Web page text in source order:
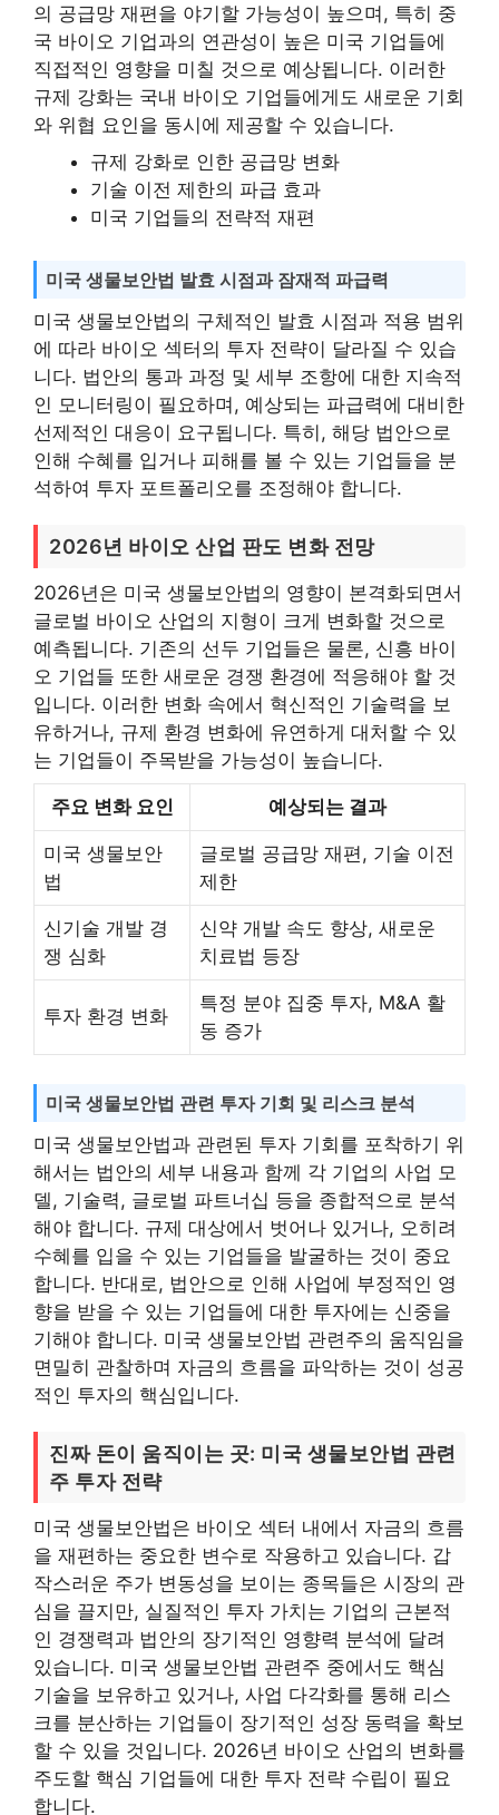
의 공급망 재편을 야기할 가능성이 높으며, 특히 중
국 바이오 기업과의 연관성이 높은 미국 기업들에
직접적인 영향을 미칠 것으로 예상됩니다. 이러한
규제 강화는 국내 바이오 기업들에게도 새로운 기회
와 위협 요인을 동시에 제공할 수 있습니다.
규제 강화로 인한 공급망 변화
기술 이전 제한의 파급 효과
미국 기업들의 전략적 재편
미국 생물보안법 발효 시점과 잠재적 파급력
미국 생물보안법의 구체적인 발효 시점과 적용 범위
에 따라 바이오 섹터의 투자 전략이 달라질 수 있습
니다. 법안의 통과 과정 및 세부 조항에 대한 지속적
인 모니터링이 필요하며, 예상되는 파급력에 대비한
선제적인 대응이 요구됩니다. 특히, 해당 법안으로
인해 수혜를 입거나 피해를 볼 수 있는 기업들을 분
석하여 투자 포트폴리오를 조정해야 합니다.
2026년 바이오 산업 판도 변화 전망
2026년은 미국 생물보안법의 영향이 본격화되면서
글로벌 바이오 산업의 지형이 크게 변화할 것으로
예측됩니다. 기존의 선두 기업들은 물론, 신흥 바이
오 기업들 또한 새로운 경쟁 환경에 적응해야 할 것
입니다. 이러한 변화 속에서 혁신적인 기술력을 보
유하거나, 규제 환경 변화에 유연하게 대처할 수 있
는 기업들이 주목받을 가능성이 높습니다.
주요 변화 요인 예상되는 결과
미국 생물보안
법
글로벌 공급망 재편, 기술 이전
제한
신기술 개발 경
쟁 심화
신약 개발 속도 향상, 새로운
치료법 등장
투자 환경 변화
특정 분야 집중 투자, M&A 활
동 증가
미국 생물보안법 관련 투자 기회 및 리스크 분석
미국 생물보안법과 관련된 투자 기회를 포착하기 위
해서는 법안의 세부 내용과 함께 각 기업의 사업 모
델, 기술력, 글로벌 파트너십 등을 종합적으로 분석
해야 합니다. 규제 대상에서 벗어나 있거나, 오히려
수혜를 입을 수 있는 기업들을 발굴하는 것이 중요
합니다. 반대로, 법안으로 인해 사업에 부정적인 영
향을 받을 수 있는 기업들에 대한 투자에는 신중을
기해야 합니다. 미국 생물보안법 관련주의 움직임을
면밀히 관찰하며 자금의 흐름을 파악하는 것이 성공
적인 투자의 핵심입니다.
진짜 돈이 움직이는 곳: 미국 생물보안법 관련
주 투자 전략
미국 생물보안법은 바이오 섹터 내에서 자금의 흐름
을 재편하는 중요한 변수로 작용하고 있습니다. 갑
작스러운 주가 변동성을 보이는 종목들은 시장의 관
심을 끌지만, 실질적인 투자 가치는 기업의 근본적
인 경쟁력과 법안의 장기적인 영향력 분석에 달려
있습니다. 미국 생물보안법 관련주 중에서도 핵심
기술을 보유하고 있거나, 사업 다각화를 통해 리스
크를 분산하는 기업들이 장기적인 성장 동력을 확보
할 수 있을 것입니다. 2026년 바이오 산업의 변화를
주도할 핵심 기업들에 대한 투자 전략 수립이 필요
합니다.